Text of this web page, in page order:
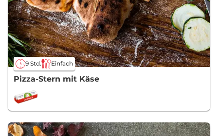
9 Std. Einfach
Pizza-Stern mit Käse